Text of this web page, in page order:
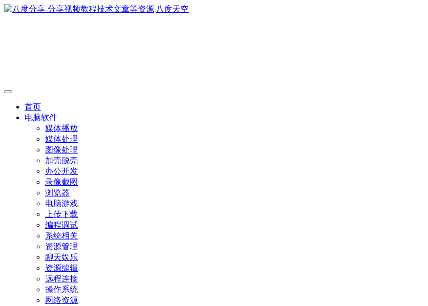
首页
电脑软件
媒体播放
媒体处理
图像处理
加壳脱壳
办公开发
录像截图
浏览器
电脑游戏
上传下载
编程调试
系统相关
资源管理
聊天娱乐
资源编辑
远程连接
操作系统
网络资源